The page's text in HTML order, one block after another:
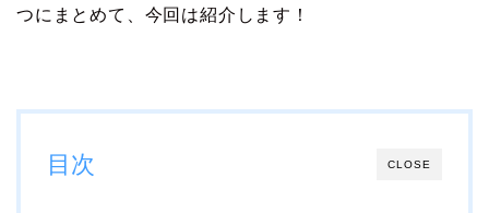
つにまとめて、今回は紹介します！
CLOSE
目次